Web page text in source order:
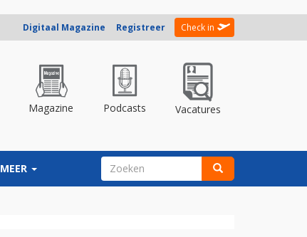
Digitaal Magazine Registreer Check in
Magazine Podcasts Vacatures
MEER ZOEKVELD